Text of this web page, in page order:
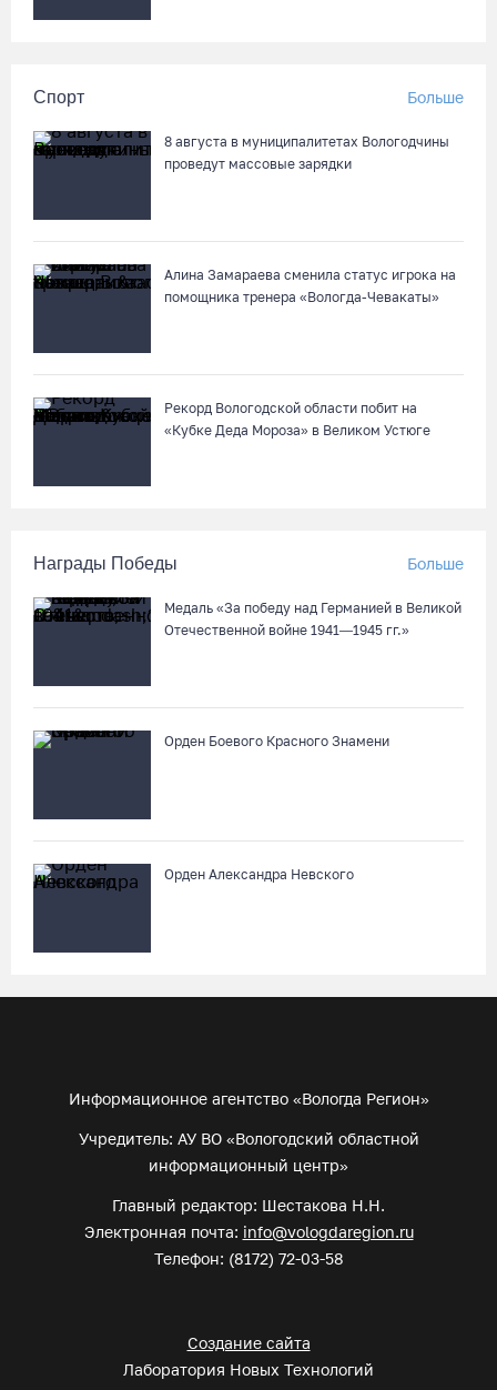
Спорт Больше
8 августа в муниципалитетах Вологодчины
проведут массовые зарядки
Алина Замараева сменила статус игрока на
помощника тренера «Вологда-Чевакаты»
Рекорд Вологодской области побит на
«Кубке Деда Мороза» в Великом Устюге
Награды Победы Больше
Медаль «За победу над Германией в Великой
Отечественной войне 1941—1945 гг.»
Орден Боевого Красного Знамени
Орден Александра Невского
Информационное агентство «Вологда Регион»
Учредитель: АУ ВО «Вологодский областной
информационный центр»
Главный редактор: Шестакова Н.Н.
Электронная почта: info@vologdaregion.ru
Телефон: (8172) 72-03-58
Создание сайта
Лаборатория Новых Технологий